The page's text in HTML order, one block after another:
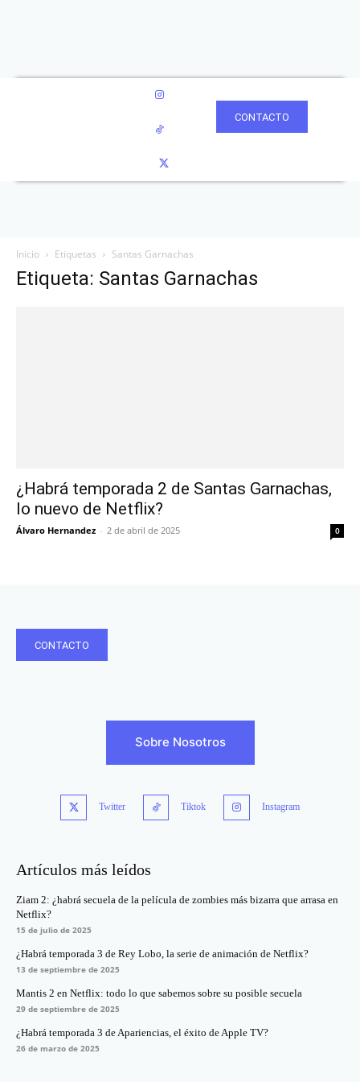
CONTACTO
Inicio Etiquetas Santas Garnachas
Etiqueta: Santas Garnachas
¿Habrá temporada 2 de Santas Garnachas,
lo nuevo de Netflix?
Álvaro Hernandez - 2 de abril de 2025 0
CONTACTO
Sobre Nosotros
Twitter Tiktok Instagram
Artículos más leídos
Ziam 2: ¿habrá secuela de la película de zombies más bizarra que arrasa en
Netflix?
15 de julio de 2025
¿Habrá temporada 3 de Rey Lobo, la serie de animación de Netflix?
13 de septiembre de 2025
Mantis 2 en Netflix: todo lo que sabemos sobre su posible secuela
29 de septiembre de 2025
¿Habrá temporada 3 de Apariencias, el éxito de Apple TV?
26 de marzo de 2025